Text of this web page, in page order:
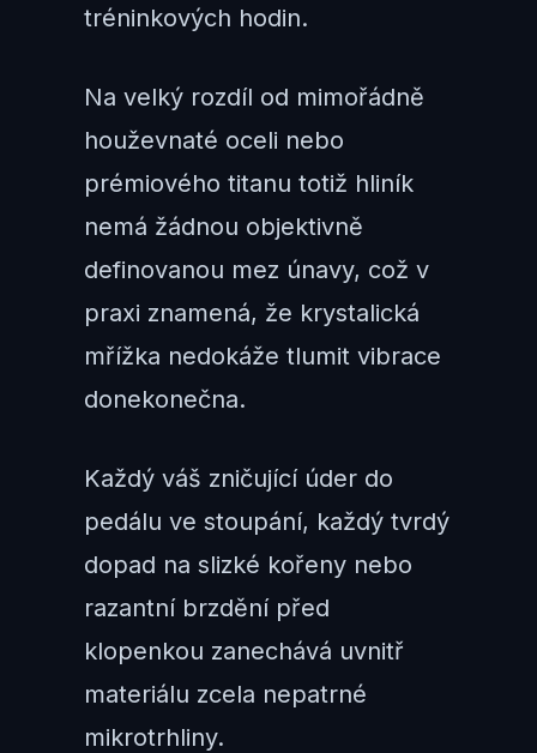
tréninkových hodin.
Na velký rozdíl od mimořádně
houževnaté oceli nebo
prémiového titanu totiž hliník
nemá žádnou objektivně
definovanou mez únavy, což v
praxi znamená, že krystalická
mřížka nedokáže tlumit vibrace
donekonečna.
Každý váš zničující úder do
pedálu ve stoupání, každý tvrdý
dopad na slizké kořeny nebo
razantní brzdění před
klopenkou zanechává uvnitř
materiálu zcela nepatrné
mikrotrhliny.